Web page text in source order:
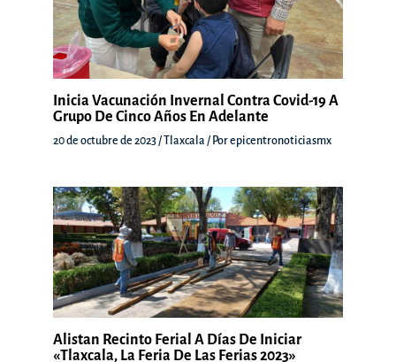
Inicia Vacunación Invernal Contra Covid-19 A
Grupo De Cinco Años En Adelante
20 de octubre de 2023 /Tlaxcala / Porepicentronoticiasmx
Alistan Recinto Ferial A Días De Iniciar
«Tlaxcala, La Feria De Las Ferias 2023»